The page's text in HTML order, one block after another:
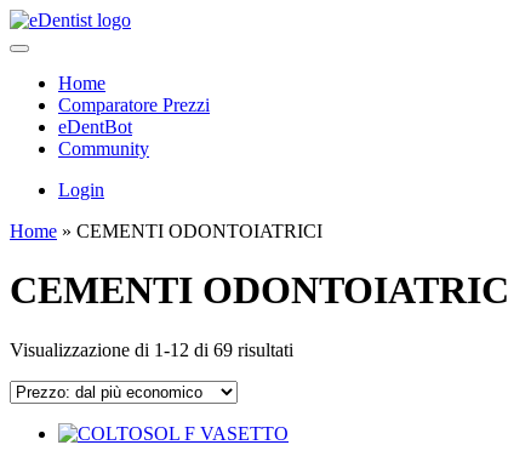
Home
Comparatore Prezzi
eDentBot
Community
Login
Home » CEMENTI ODONTOIATRICI
CEMENTI
Visualizzazione di 1-12 di 69 risultati